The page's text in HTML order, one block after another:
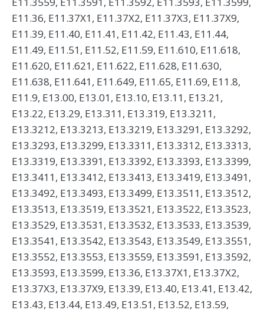
E11.36, E11.37X1, E11.37X2, E11.37X3, E11.37X9,
E11.39, E11.40, E11.41, E11.42, E11.43, E11.44,
E11.49, E11.51, E11.52, E11.59, E11.610, E11.618,
E11.620, E11.621, E11.622, E11.628, E11.630,
E11.638, E11.641, E11.649, E11.65, E11.69, E11.8,
E11.9, E13.00, E13.01, E13.10, E13.11, E13.21,
E13.22, E13.29, E13.311, E13.319, E13.3211,
E13.3212, E13.3213, E13.3219, E13.3291, E13.3292,
E13.3293, E13.3299, E13.3311, E13.3312, E13.3313,
E13.3319, E13.3391, E13.3392, E13.3393, E13.3399,
E13.3411, E13.3412, E13.3413, E13.3419, E13.3491,
E13.3492, E13.3493, E13.3499, E13.3511, E13.3512,
E13.3513, E13.3519, E13.3521, E13.3522, E13.3523,
E13.3529, E13.3531, E13.3532, E13.3533, E13.3539,
E13.3541, E13.3542, E13.3543, E13.3549, E13.3551,
E13.3552, E13.3553, E13.3559, E13.3591, E13.3592,
E13.3593, E13.3599, E13.36, E13.37X1, E13.37X2,
E13.37X3, E13.37X9, E13.39, E13.40, E13.41, E13.42,
E13.43, E13.44, E13.49, E13.51, E13.52, E13.59,